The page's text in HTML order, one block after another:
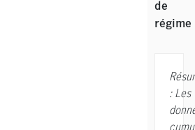
de
régime
: Les